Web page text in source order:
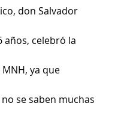
don Salvador
años, celebró la
ya que
se saben muchas